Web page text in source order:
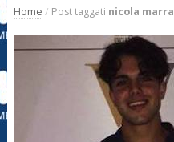
Home / Post taggati nicola marra